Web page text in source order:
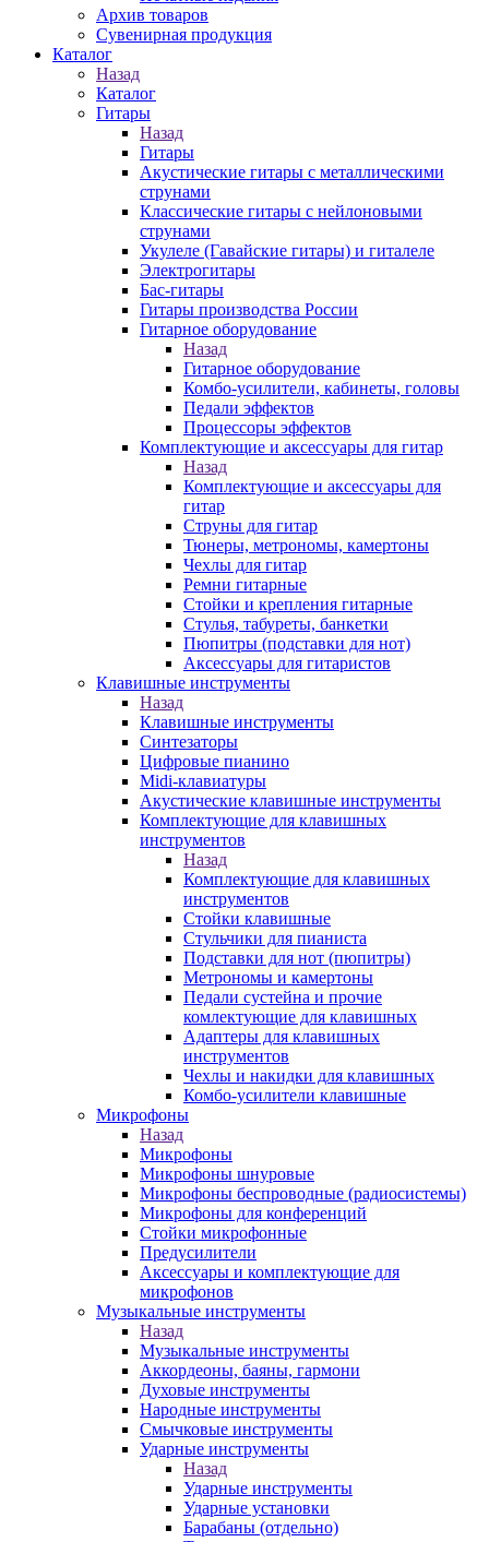
Архив товаров
Сувенирная продукция
Каталог
Назад
Каталог
Гитары
Назад
Гитары
Акустические гитары с металлическими
струнами
Классические гитары с нейлоновыми
струнами
Укулеле (Гавайские гитары) и гиталеле
Электрогитары
Бас-гитары
Гитары производства России
Гитарное оборудование
Назад
Гитарное оборудование
Комбо-усилители, кабинеты, головы
Педали эффектов
Процессоры эффектов
Комплектующие и аксессуары для гитар
Назад
Комплектующие и аксессуары для
гитар
Струны для гитар
Тюнеры, метрономы, камертоны
Чехлы для гитар
Ремни гитарные
Стойки и крепления гитарные
Стулья, табуреты, банкетки
Пюпитры (подставки для нот)
Аксессуары для гитаристов
Клавишные инструменты
Назад
Клавишные инструменты
Синтезаторы
Цифровые пианино
Midi-клавиатуры
Акустические клавишные инструменты
Комплектующие для клавишных
инструментов
Назад
Комплектующие для клавишных
инструментов
Стойки клавишные
Стульчики для пианиста
Подставки для нот (пюпитры)
Метрономы и камертоны
Педали сустейна и прочие
комлектующие для клавишных
Адаптеры для клавишных
инструментов
Чехлы и накидки для клавишных
Комбо-усилители клавишные
Микрофоны
Назад
Микрофоны
Микрофоны шнуровые
Микрофоны беспроводные (радиосистемы)
Микрофоны для конференций
Стойки микрофонные
Предусилители
Аксессуары и комплектующие для
микрофонов
Музыкальные инструменты
Назад
Музыкальные инструменты
Аккордеоны, баяны, гармони
Духовые инструменты
Народные инструменты
Смычковые инструменты
Ударные инструменты
Назад
Ударные инструменты
Ударные установки
Барабаны (отдельно)